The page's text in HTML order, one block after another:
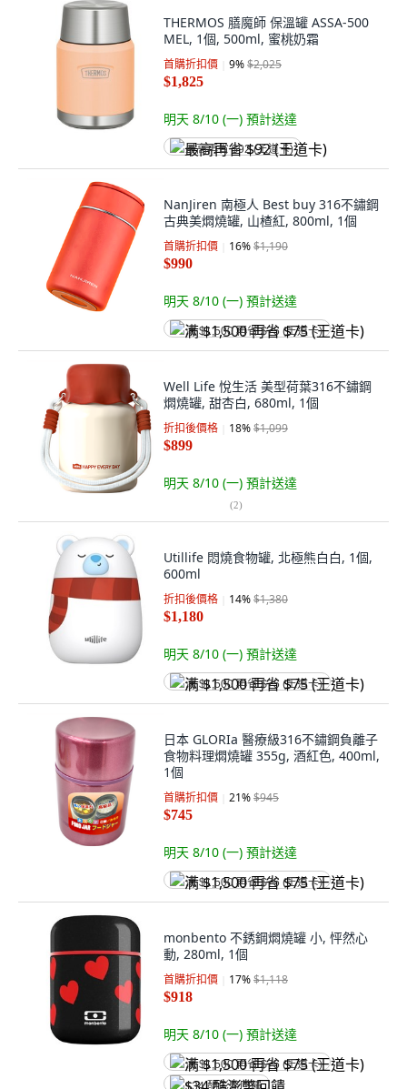
THERMOS 膳魔師 保溫罐 ASSA-500
MEL, 1個, 500ml, 蜜桃奶霜
首購折扣價 9%$2,025
$1,825
明天 8/10 (一) 預計送達
最高再省 $92 (王道卡)
NanJiren 南極人 Best buy 316不鏽鋼
古典美燜燒罐, 山楂紅, 800ml, 1個
首購折扣價 16%$1,190
$990
明天 8/10 (一) 預計送達
满 $1,500 再省 $75 (王道卡)
Well Life 悅生活 美型荷葉316不鏽鋼
燜燒罐, 甜杏白, 680ml, 1個
折扣後價格 18%$1,099
$899
明天 8/10 (一) 預計送達
(2)
Utillife 悶燒食物罐, 北極熊白白, 1個,
600ml
折扣後價格 14%$1,380
$1,180
明天 8/10 (一) 預計送達
满 $1,500 再省 $75 (王道卡)
日本 GLORIa 醫療級316不鏽鋼負離子
食物料理燜燒罐 355g, 酒紅色, 400ml,
1個
首購折扣價 21%$945
$745
明天 8/10 (一) 預計送達
满 $1,500 再省 $75 (王道卡)
monbento 不銹鋼燜燒罐 小, 怦然心
動, 280ml, 1個
首購折扣價 17%$1,118
$918
明天 8/10 (一) 預計送達
满 $1,500 再省 $75 (王道卡)
$34 酷澎幣回饋